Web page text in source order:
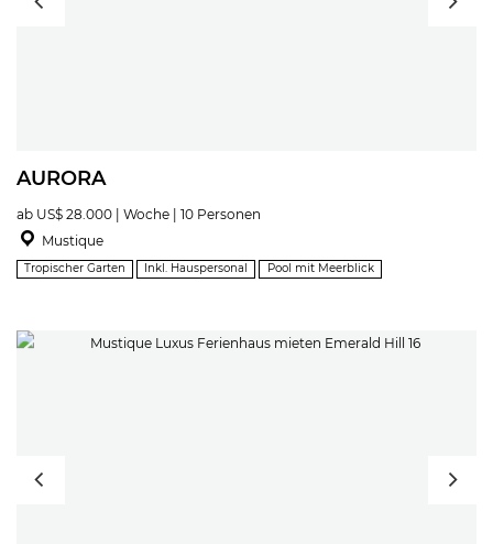
AURORA
ab US$ 28.000 | Woche | 10 Personen
Mustique
Tropischer Garten Inkl. Hauspersonal Pool mit Meerblick